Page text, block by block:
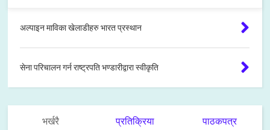
अल्पाइन माविका खेलाडीहरु भारत प्रस्थान
सेना परिचालन गर्न राष्ट्रपति भण्डारीद्वारा स्वीकृति
भर्खरै प्रतिक्रिया पाठकपत्र